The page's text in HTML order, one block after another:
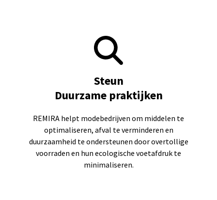
Steun
Duurzame praktijken
REMIRA helpt modebedrijven om middelen te
optimaliseren, afval te verminderen en
duurzaamheid te ondersteunen door overtollige
voorraden en hun ecologische voetafdruk te
minimaliseren.